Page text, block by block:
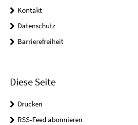
Kontakt
Datenschutz
Barrierefreiheit
Diese Seite
Drucken
RSS-Feed abonnieren